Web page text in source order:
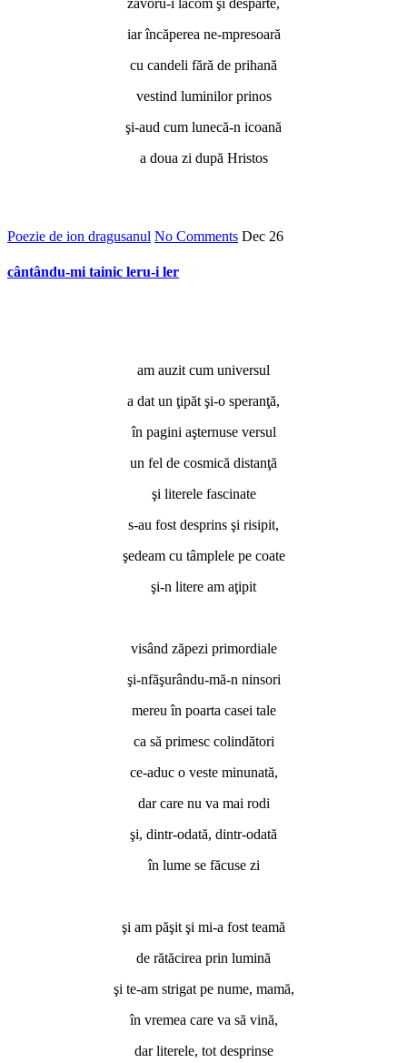
zăvoru-i lacom şi desparte,
iar încăperea ne-mpresoară
cu candeli fără de prihană
vestind luminilor prinos
şi-aud cum lunecă-n icoană
a doua zi după Hristos
Poezie de ion dragusanul No Comments Dec 26
cântându-mi tainic leru-i ler
am auzit cum universul
a dat un ţipăt şi-o speranţă,
în pagini aşternuse versul
un fel de cosmică distanţă
şi literele fascinate
s-au fost desprins şi risipit,
şedeam cu tâmplele pe coate
şi-n litere am aţipit
visând zăpezi primordiale
şi-nfăşurându-mă-n ninsori
mereu în poarta casei tale
ca să primesc colindători
ce-aduc o veste minunată,
dar care nu va mai rodi
şi, dintr-odată, dintr-odată
în lume se făcuse zi
şi am păşit şi mi-a fost teamă
de rătăcirea prin lumină
şi te-am strigat pe nume, mamă,
în vremea care va să vină,
dar literele, tot desprinse